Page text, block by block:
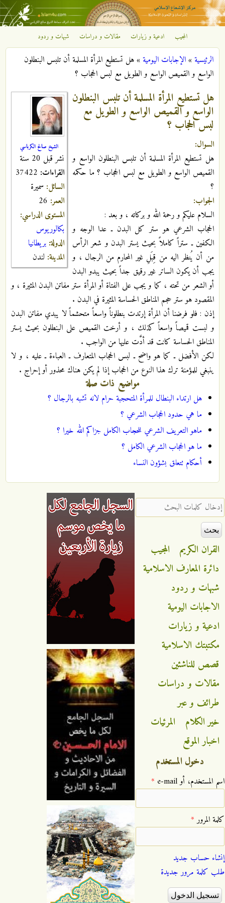
تجاوز إلى المحتوى الرئيسي
مركز
الإشعاع
الإسلامي
المجيب ادعية و زيارات مقالات و دراسات شبهات و ردود
أنت هنا
الرئيسية»الإجابات اليومية»هل تستطيع المرأة المسلمة أن تلبس البنطلون
الواسع و القميص الواسع و الطويل مع لبس الحجاب ؟
الشيخ صالح الكرباسي
نشر قبل 20 سنة
القراءات:
السائل: سميرة
العمر: 26
المستوى الدراسي:
بكالوريوس
الدولة: بريطانيا
المدينة: لندن
هل تستطيع المرأة المسلمة أن تلبس البنطلون
الواسع و القميص الواسع و الطويل مع
لبس الحجاب ؟
السوال:
هل تستطيع المرأة المسلمة أن تلبس البنطلون الواسع و
القميص الواسع و الطويل مع لبس الحجاب ؟ ما حكمه
؟
الجواب:
السلام عليكم و رحمة الله و بركاته ، و بعد :
الحجاب الشرعي هو ستر كل البدن ـ عدا الوجه و
الكفين ـ ستراً كاملاً بحيث يستر البدن و شعر الرأس
من أن يُنظر اليه من قِبَلِ غير المحارم من الرجال ، و
يجب أن يكون الساتر غير رقيق جداً بحيث يبدو البدن
أو الشعر من تحته ، كما و يجب على الفتاة أو المرأة ستر مفاتن البدن المثيرة ، و
المقصود هو ستر حجم المناطق الحساسة المثيرة في البدن .
إذن : فلو فرضنا أن المرأة إرتدت بنطلوناً واسعاً متحشماً لا يبدي مفاتن البدن
و لبست قميصاً واسعاً كذلك ، و أرخت القميص على البنطلون بحيث يستر
المناطق الحساسة كانت قد أدَّت عليها من الواجب .
لكن الأفضل ـ كما هو واضح ـ لبس الحجاب المتعارف ـ العباءة ـ عليه ، و لا
ينبغي للمؤمنة ترك هذا النوع من الحجاب إذا لم يكن هناك محذور أو إحراج .
مواضيع ذات صلة
هل ارتداء البنطال للمرأة المتحجبة حرام لانه تشبه بالرجال ؟
ما هي حدود الحجاب الشرعي ؟
ماهو التعريف الشرعي للحجاب الكامل جزاكم الله خيرا ؟
ما هو الحجاب الشرعي الكامل ؟
أحكام تتعلق بشؤون النساء
‏إدخال كلمات البحث ‏
القران الكريم
المجيب
دائرة المعارف الاسلامية
شبهات و ردود
الاجابات اليومية
ادعية و زيارات
مكتبتك الاسلامية
قصص للناشئين
مقالات و دراسات
طرائف و عبر
خير الكلام
المرئيات
اخبار الموقع
دخول المستخدم
‏اسم المستخدم، أو e-mail ‏ *
‏كلمة المرور ‏*
إنشاء حساب جديد
طلب كلمة مرور جديدة